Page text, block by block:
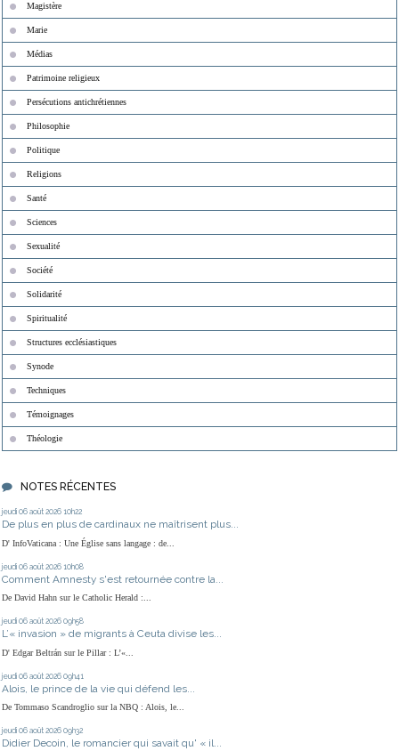
Magistère
Marie
Médias
Patrimoine religieux
Persécutions antichrétiennes
Philosophie
Politique
Religions
Santé
Sciences
Sexualité
Société
Solidarité
Spiritualité
Structures ecclésiastiques
Synode
Techniques
Témoignages
Théologie
NOTES RÉCENTES
jeudi 06 août 2026 10h22
De plus en plus de cardinaux ne maîtrisent plus...
D' InfoVaticana : Une Église sans langage : de...
jeudi 06 août 2026 10h08
Comment Amnesty s'est retournée contre la...
De David Hahn sur le Catholic Herald :...
jeudi 06 août 2026 09h58
L’« invasion » de migrants à Ceuta divise les...
D' Edgar Beltrán sur le Pillar : L’«...
jeudi 06 août 2026 09h41
Alois, le prince de la vie qui défend les...
De Tommaso Scandroglio sur la NBQ : Alois, le...
jeudi 06 août 2026 09h32
Didier Decoin, le romancier qui savait qu' « il...